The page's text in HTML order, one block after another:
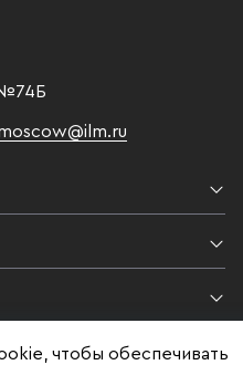
чтобы обеспечивать